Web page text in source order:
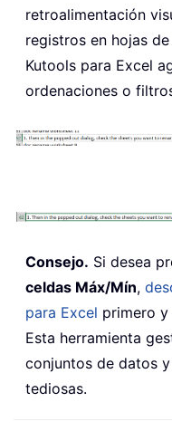
retroalimentación
registros en hojas
Kutools para Excel
ordenaciones o
Consejo. Si desea
celdas Máx/Mín,
para Excel primero y
Esta herramienta
conjuntos de datos
tediosas.